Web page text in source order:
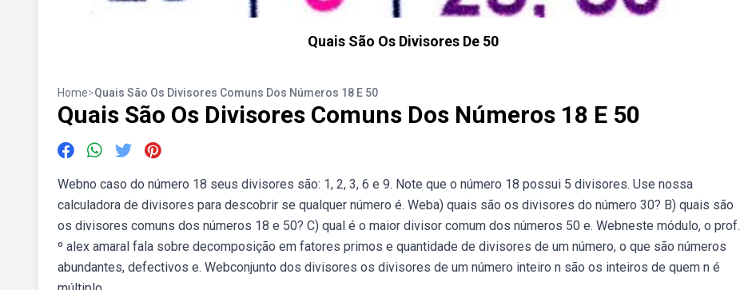
Quais São Os Divisores De 50
Home>Quais São Os Divisores Comuns Dos Números 18 E 50
Quais São Os Divisores Comuns Dos Números 18 E 50
Webno caso do número 18 seus divisores são: 1, 2, 3, 6 e 9. Note que o número 18 possui 5 divisores. Use nossa
calculadora de divisores para descobrir se qualquer número é. Weba) quais são os divisores do número 30? B) quais são
os divisores comuns dos números 18 e 50? C) qual é o maior divisor comum dos números 50 e. Webneste módulo, o prof.
º alex amaral fala sobre decomposição em fatores primos e quantidade de divisores de um número, o que são números
abundantes, defectivos e. Webconjunto dos divisores os divisores de um número inteiro n são os inteiros de quem n é